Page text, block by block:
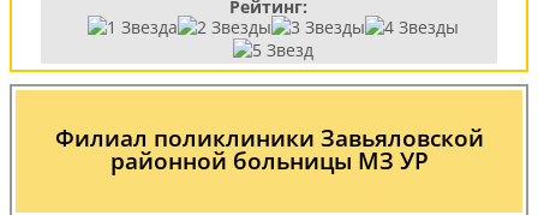
Рейтинг:
Филиал поликлиники Завьяловской
районной больницы МЗ УР